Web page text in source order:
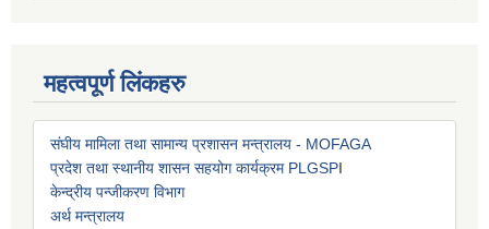
महत्वपूर्ण लिंकहरु
संघीय मामिला तथा सामान्य प्रशासन मन्त्रालय - MOFAGA
प्रदेश तथा स्थानीय शासन सहयोग कार्यक्रम PLGSPI
केन्द्रीय पन्जीकरण विभाग
अर्थ मन्त्रालय